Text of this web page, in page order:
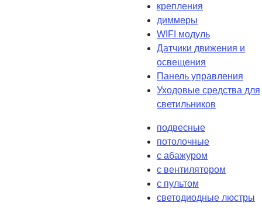
крепления
диммеры
WIFI модуль
Датчики движения и
освещения
Панель управления
Уходовые средства для
светильников
подвесные
потолочные
с абажуром
с вентилятором
с пультом
светодиодные люстры